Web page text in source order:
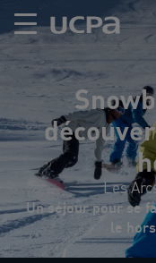
Les
Un séjour pour se
le